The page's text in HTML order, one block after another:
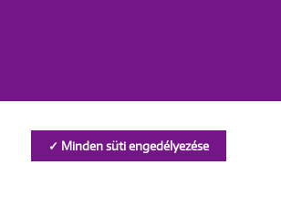
Minden süti engedélyezése